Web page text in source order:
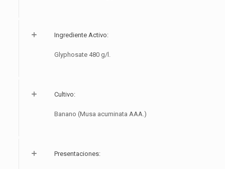
Ingrediente Activo:
Glyphosate 480 g/l.
Cultivo:
Banano (Musa acuminata AAA.)
Presentaciones: